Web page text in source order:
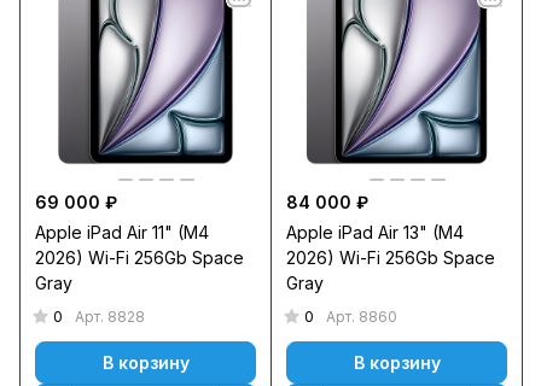
69 000 ₽
Apple iPad Air 11" (M4
2026) Wi-Fi 256Gb Space
Gray
0 Арт. 8828
В корзину
84 000 ₽
Apple iPad Air 13" (M4
2026) Wi-Fi 256Gb Space
Gray
0 Арт. 8860
В корзину